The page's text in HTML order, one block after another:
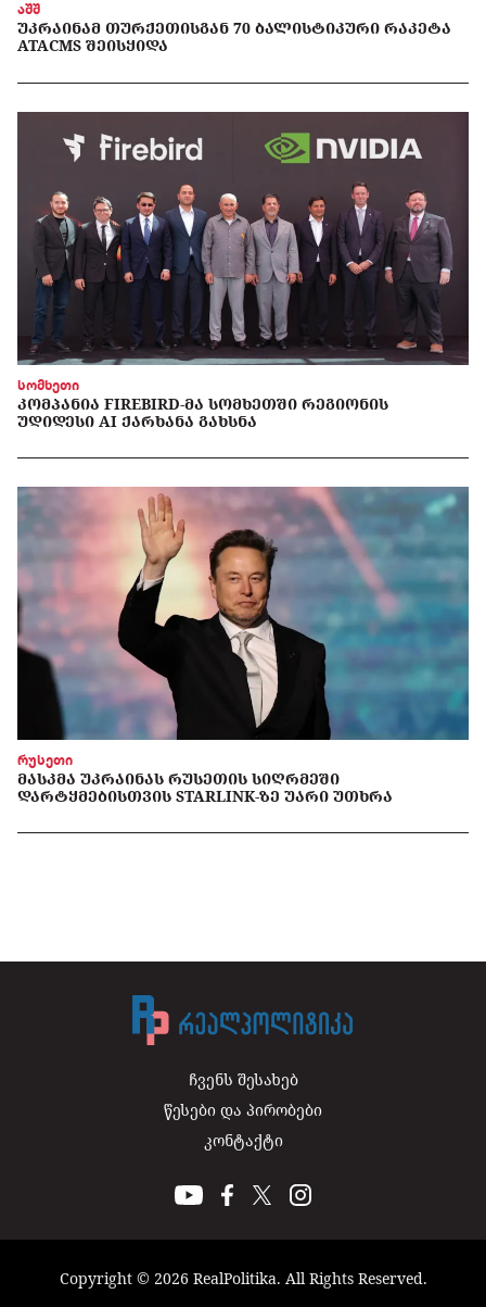
აშშ
ᲣᲙᲠᲐᲘᲜᲐᲛ ᲗᲣᲠᲥᲔᲗᲘᲡᲒᲐᲜ 70 ᲑᲐᲚᲘᲡᲢᲘᲙᲣᲠᲘ ᲠᲐᲙᲔᲢᲐ
ATACMS ᲨᲔᲘᲡᲧᲘᲓᲐ
სომხეთი
ᲙᲝᲛᲞᲐᲜᲘᲐ FIREBIRD-ᲛᲐ ᲡᲝᲛᲮᲔᲗᲨᲘ ᲠᲔᲒᲘᲝᲜᲘᲡ
ᲣᲓᲘᲓᲔᲡᲘ AI ᲥᲐᲠᲮᲐᲜᲐ ᲒᲐᲮᲡᲜᲐ
რუსეთი
ᲛᲐᲡᲙᲛᲐ ᲣᲙᲠᲐᲘᲜᲐᲡ ᲠᲣᲡᲔᲗᲘᲡ ᲡᲘᲦᲠᲛᲔᲨᲘ
ᲓᲐᲠᲢᲧᲛᲔᲑᲘᲡᲗᲕᲘᲡ STARLINK-ᲖᲔ ᲣᲐᲠᲘ ᲣᲗᲮᲠᲐ
ჩვენს შესახებ
წესები და პირობები
კონტაქტი
Copyright © 2026 RealPolitika. All Rights Reserved.